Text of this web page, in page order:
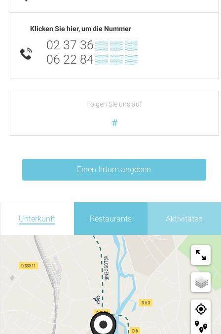
Klicken Sie hier, um die Nummer
02 37 36 ▒▒ ▒▒ ▒▒
06 22 84▒▒ ▒▒ ▒▒
Folgen Sie uns auf
#
Einen Irrtum angeben
Unterkunft Restaurants Aktivitäten